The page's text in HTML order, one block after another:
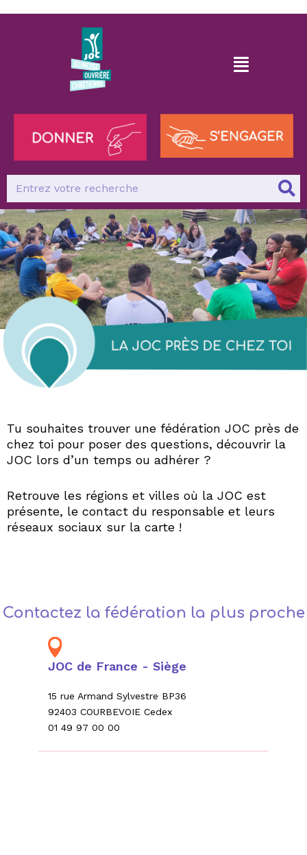
Tu souhaites trouver une fédération JOC près de
chez toi pour poser des questions, découvrir la
JOC lors d’un temps ou adhérer ?
Retrouve les régions et villes où la JOC est
présente, le contact du responsable et leurs
réseaux sociaux sur la carte !
−
Contactez la fédération la plus proche
JOC de France - Siège
15 rue Armand Sylvestre BP36
92403 COURBEVOIE Cedex
01 49 97 00 00